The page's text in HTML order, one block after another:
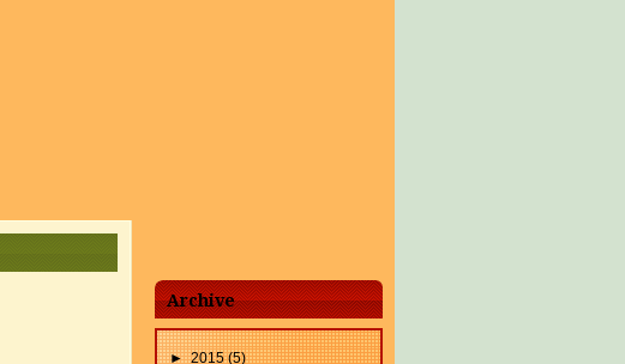
Archive
►2015(5)